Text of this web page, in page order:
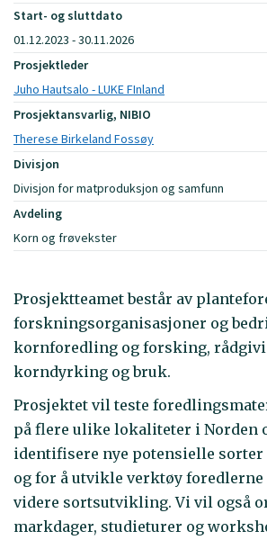
Start- og sluttdato
01.12.2023 - 30.11.2026
Prosjektleder
Juho Hautsalo - LUKE FInland
Prosjektansvarlig, NIBIO
Therese Birkeland Fossøy
Divisjon
Divisjon for matproduksjon og samfunn
Avdeling
Korn og frøvekster
Prosjektteamet består av
forskningsorganisasjoner og
kornforedling og forsking,
korndyrking og bruk.
Prosjektet vil teste
på flere ulike lokaliteter i Norden
identifisere nye potensielle sorter
og for å utvikle verktøy
videre sortsutvikling. Vi vil også
markdager, studieturer og